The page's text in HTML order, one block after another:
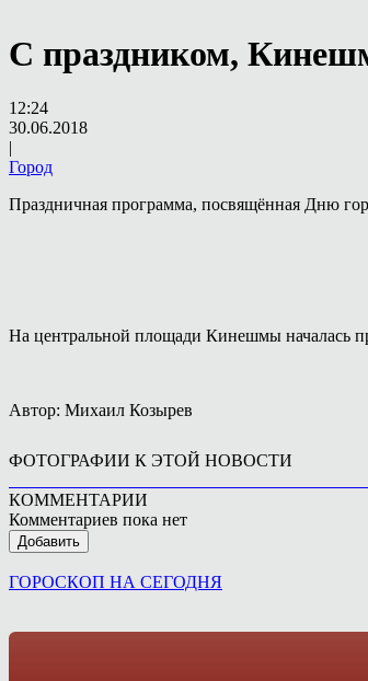
С праздником,
12:24
30.06.2018
|
Город
Праздничная программа, посвящённая Дню
На центральной площади Кинешмы началась
Автор: Михаил Козырев
ФОТОГРАФИИ К ЭТОЙ НОВОСТИ
КОММЕНТАРИИ
Комментариев пока нет
Добавить
ГОРОСКОП НА СЕГОДНЯ